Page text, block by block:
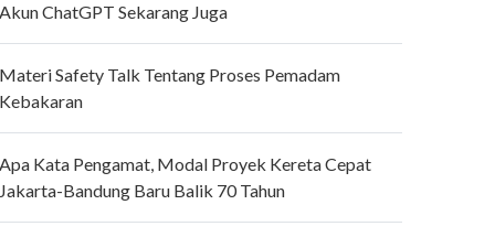
ChatGPT Sekarang Juga
Safety Talk Tentang Proses Pemadam
Kata Pengamat, Modal Proyek Kereta Cepat
Bandung Baru Balik 70 Tahun